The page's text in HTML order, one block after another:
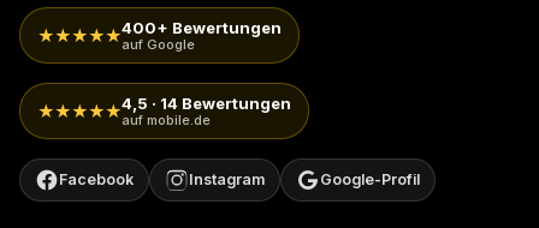
★★★★★400+ Bewertungen
auf Google
★★★★★4,5 · 14 Bewertungen
auf mobile.de
Facebook Instagram Google-Profil